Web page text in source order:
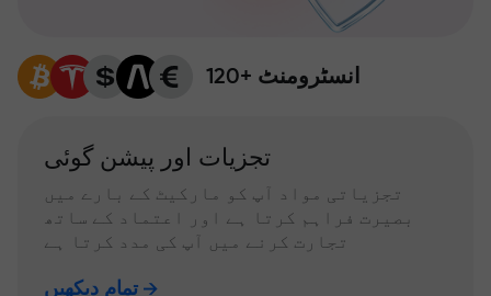
120+ انسٹرومنٹ
تجزیات اور پیشن گوئی
تجزیاتی مواد آپ کو مارکیٹ کے بارے میں
بصیرت فراہم کرتا ہے اور اعتماد کے ساتھ
تجارت کرنے میں آپ کی مدد کرتا ہے
تمام دیکھیں